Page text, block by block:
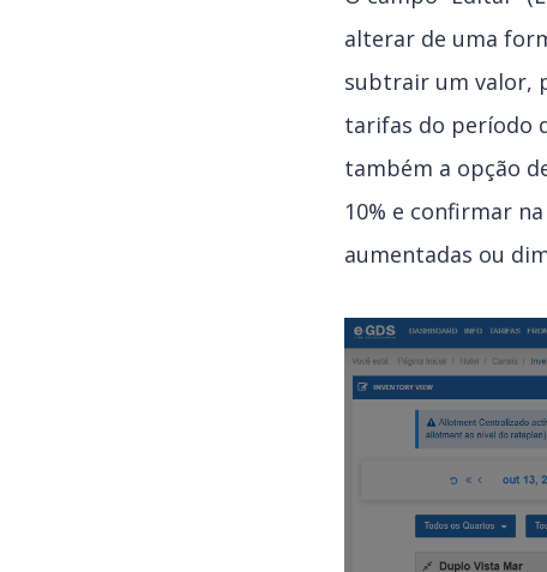
alterar de uma
subtrair um valor,
tarifas do período
também a opção
10% e confirmar
aumentadas ou